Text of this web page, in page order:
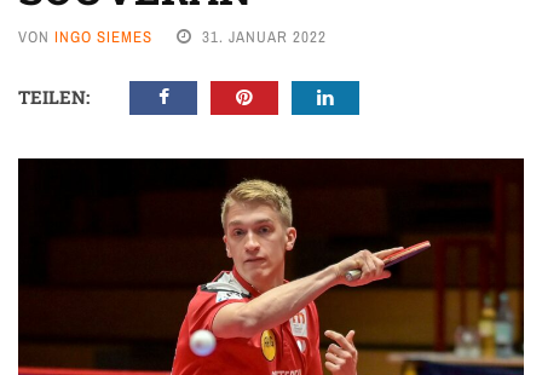
VON INGO SIEMES 31. JANUAR 2022
TEILEN: